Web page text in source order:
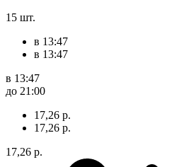
15 шт.
в 13:47
в 13:47
в 13:47
до 21:00
17,26 р.
17,26 р.
17,26 р.